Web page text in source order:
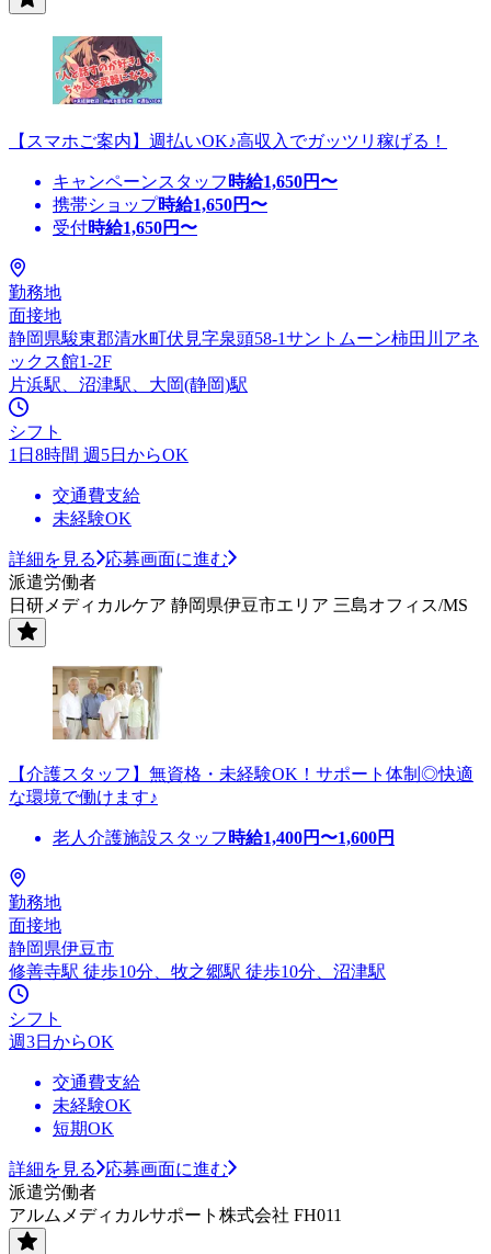
【スマホご案内】週払いOK♪高収入でガッツリ稼げる！
キャンペーンスタッフ 時給1,650円〜
携帯ショップ時給1,650円〜
受付時給1,650円〜
勤務地
面接地
静岡県駿東郡清水町伏見字泉頭58-1サントムーン柿田川アネ
ックス館1-2F
片浜駅、沼津駅、大岡(静岡)駅
シフト
1日8時間 週5日からOK
交通費支給
未経験OK
詳細を見る
応募画面に進む
派遣労働者
日研メディカルケア 静岡県伊豆市エリア 三島オフィス/MS
【介護スタッフ】無資格・未経験OK！サポート体制◎快適
な環境で働けます♪
老人介護施設スタッフ 時給1,400円〜1,600円
勤務地
面接地
静岡県伊豆市
修善寺駅 徒歩10分、牧之郷駅 徒歩10分、沼津駅
シフト
週3日からOK
交通費支給
未経験OK
短期OK
詳細を見る
応募画面に進む
派遣労働者
アルムメディカルサポート株式会社 FH011